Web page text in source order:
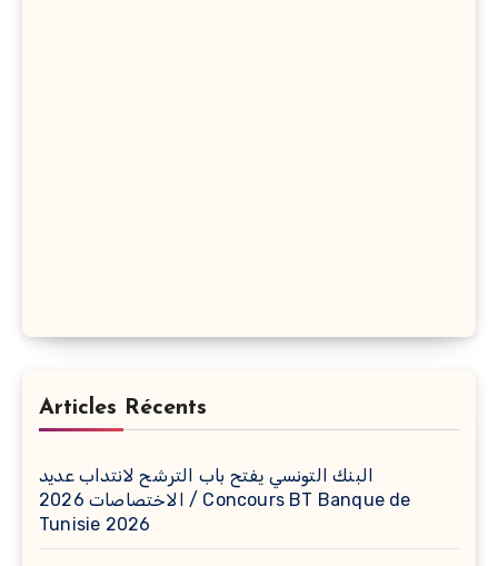
Articles Récents
البنك التونسي يفتح باب الترشح لانتداب عديد
الاختصاصات 2026 / Concours BT Banque de
Tunisie 2026